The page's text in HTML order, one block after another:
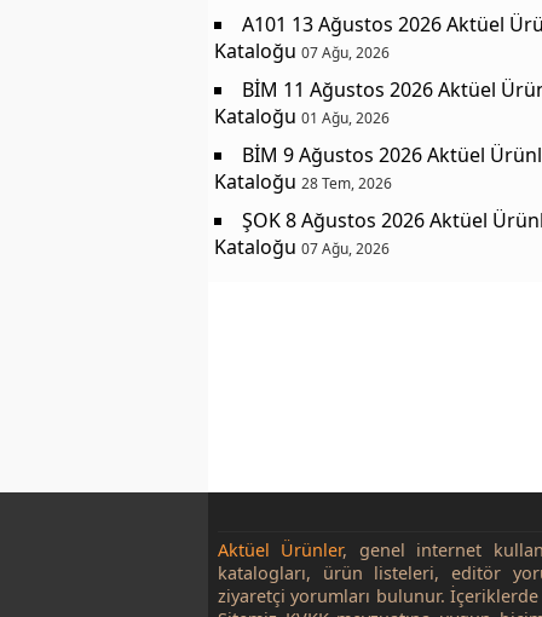
A101 13 Ağustos 2026 Aktüel
Kataloğu 07 Ağu, 2026
BİM 11 Ağustos 2026 Aktüel
Kataloğu 01 Ağu, 2026
BİM 9 Ağustos 2026 Aktüel
Kataloğu 28 Tem, 2026
ŞOK 8 Ağustos 2026 Aktüel
Kataloğu 07 Ağu, 2026
Aktüel Ürünler, genel internet
katalogları, ürün listeleri, editör
ziyaretçi yorumları bulunur.